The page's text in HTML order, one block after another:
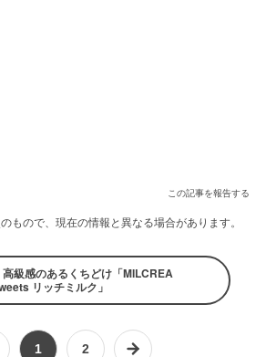
この記事を報告する
もので、現在の情報と異なる場合があります。
高級感のあるくちどけ「MILCREA
リッチミルク」
1 2